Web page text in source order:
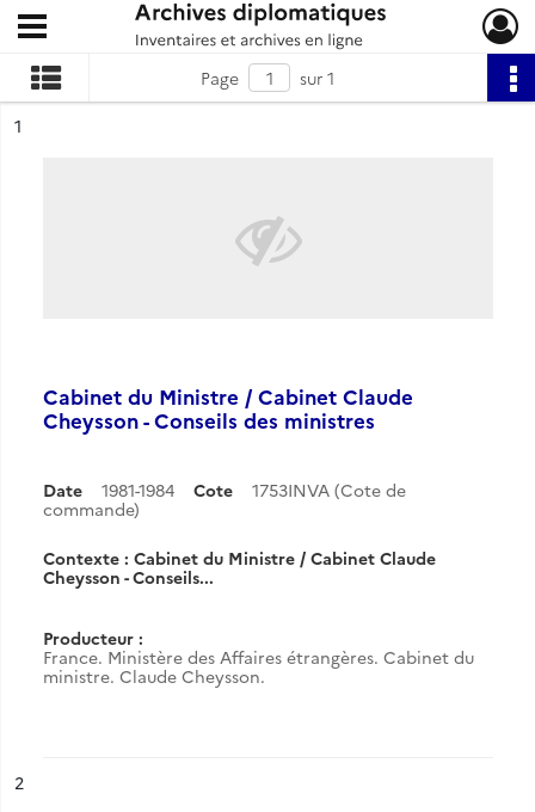
Archives diplomatiques
Ouvrir le menu déroulant
Page
sur 1
n°
1
Cabinet du Ministre / Cabinet Claude
Cheysson - Conseils des ministres
Date 1981-1984 Cote
1753INVA (Cote de
commande)
Contexte : Cabinet du Ministre / Cabinet Claude
Cheysson - Conseils...
Producteur :
France. Ministère des Affaires étrangères. Cabinet du
ministre. Claude Cheysson.
n°
2